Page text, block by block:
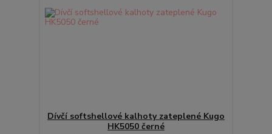
Dívčí softshellové kalhoty zateplené Kugo
HK5050 černé